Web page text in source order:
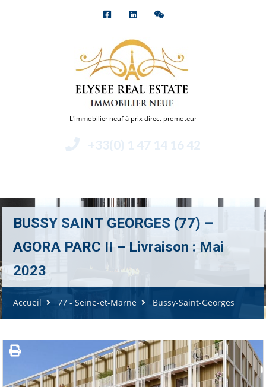
L'immobilier neuf à prix direct promoteur
+33(0) 1 47 14 16 42
BUSSY SAINT GEORGES (77) –
AGORA PARC II – Livraison : Mai
2023
Accueil 77 - Seine-et-Marne Bussy-Saint-Georges